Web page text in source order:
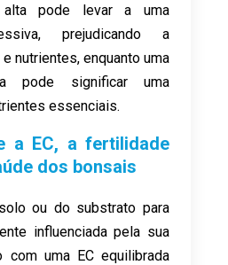
pode levar a uma
prejudicando a
nutrientes, enquanto uma
pode significar uma
essenciais.
a EC, a fertilidade
dos bonsais
ou do substrato para
influenciada pela sua
com uma EC equilibrada